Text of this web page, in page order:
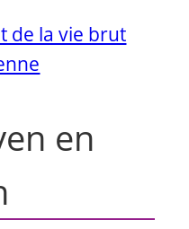
de la vie brut
en